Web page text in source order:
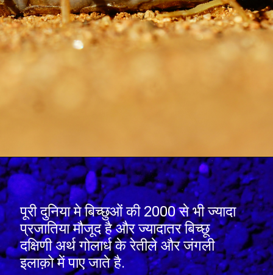
पूरी दुनिया मे बिच्छुओं की 2000 से भी ज्यादा
प्रजातिया मौजूद है और ज्यादातर बिच्छू
दक्षिणी अर्थ गोलार्ध के रेतीले और जंगली
इलाक़ो में पाए जाते है.